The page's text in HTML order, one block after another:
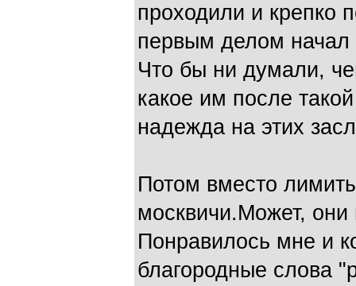
проходили и крепко
первым делом начал
Что бы ни думали,
какое им после
надежда на этих
Потом вместо
москвичи.Может, они
Понравилось мне и
благородные слова